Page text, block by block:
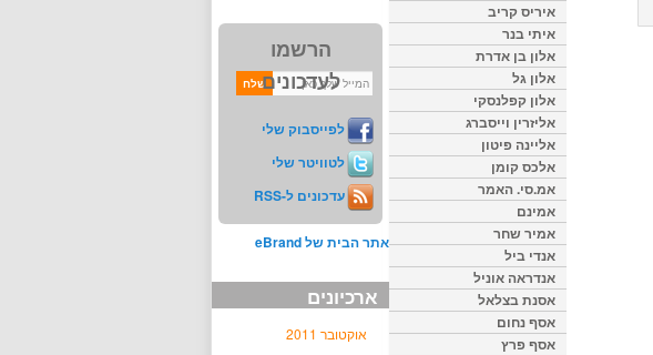
הרשמו
לעדכונים
לפייסבוק שלי
לטוויטר שלי
עדכונים ל-RSS
אתר הבית של eBrand
ארכיונים
אוקטובר 2011
איריס קריב
איתי בנר
אלון בן אדרת
אלון גל
אלון קפלנסקי
אליזרין וייסברג
אליינה פיטון
אלכס קומן
אמ.סי. האמר
אמינם
אמיר שחר
אנדי ביל
אנדראה אוניל
אסנת בצלאל
אסף נחום
אסף פרץ